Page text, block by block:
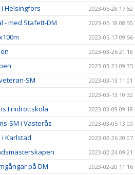
Helsingfors 2023-05-28 17:52
med Stafett-DM 2023-05-18 08:55
2023-05-17 09:56
2023-03-26 21:18
2023-03-21 09:35
SM 2023-03-13 11:01
2023-03-13 10:32
Friidrottskola 2023-03-09 09:18
SM i Västerås 2023-03-05 13:00
i Karlstad 2023-02-26 20:07
2023-02-24 09:21
på DM 2023-02-20 11:16